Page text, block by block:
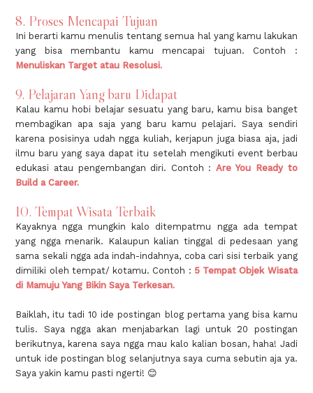
8. Proses Mencapai Tujuan
Ini berarti kamu menulis tentang semua hal yang kamu lakukan
yang bisa membantu kamu mencapai tujuan. Contoh :
Menuliskan Target atau Resolusi.
9. Pelajaran Yang baru Didapat
Kalau kamu hobi belajar sesuatu yang baru, kamu bisa banget
membagikan apa saja yang baru kamu pelajari. Saya sendiri
karena posisinya udah ngga kuliah, kerjapun juga biasa aja, jadi
ilmu baru yang saya dapat itu setelah mengikuti event berbau
edukasi atau pengembangan diri. Contoh : Are You Ready to
Build a Career.
10. Tempat Wisata Terbaik
Kayaknya ngga mungkin kalo ditempatmu ngga ada tempat
yang ngga menarik. Kalaupun kalian tinggal di pedesaan yang
sama sekali ngga ada indah-indahnya, coba cari sisi terbaik yang
dimiliki oleh tempat/ kotamu. Contoh : 5 Tempat Objek Wisata
di Mamuju Yang Bikin Saya Terkesan.
Baiklah, itu tadi 10 ide postingan blog pertama yang bisa kamu
tulis. Saya ngga akan menjabarkan lagi untuk 20 postingan
berikutnya, karena saya ngga mau kalo kalian bosan, haha! Jadi
untuk ide postingan blog selanjutnya saya cuma sebutin aja ya.
Saya yakin kamu pasti ngerti! 😊